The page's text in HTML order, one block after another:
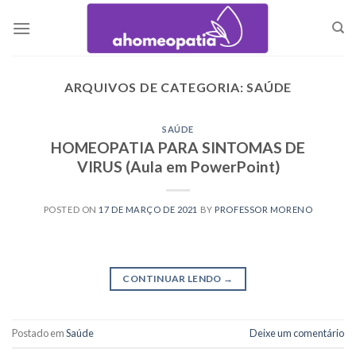
ARQUIVOS DE CATEGORIA:SAÚDE
SAÚDE
HOMEOPATIA PARA SINTOMAS DE
VIRUS (Aula em PowerPoint)
POSTED ON 17 DE MARÇO DE 2021 BY PROFESSOR MORENO
CONTINUAR LENDO →
Postado emSaúde Deixe um comentário